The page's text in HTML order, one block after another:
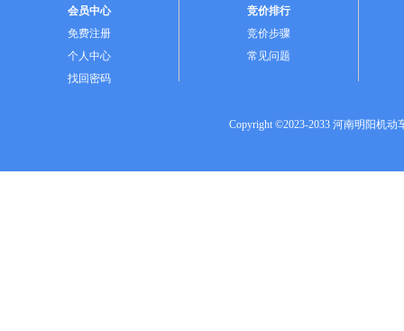
会员中心
免费注册
个人中心
找回密码
竞价排行
竞价步骤
常见问题
Copyright ©2023-2033 河南明阳机